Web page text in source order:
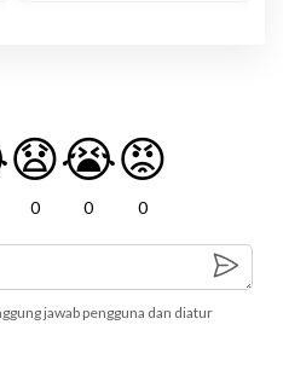
😧
0
😭
0
😡
0
jawab pengguna dan diatur